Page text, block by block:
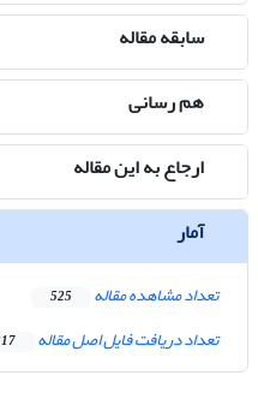
سابقه مقاله
هم رسانی
ارجاع به این مقاله
آمار
تعداد مشاهده مقاله 525
تعداد دریافت فایل اصل مقاله